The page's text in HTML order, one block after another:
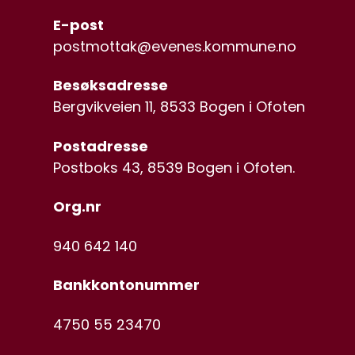
E-post
postmottak@evenes.kommune.no
Besøksadresse
Bergvikveien 11, 8533 Bogen i Ofoten
Postadresse
Postboks 43, 8539 Bogen i Ofoten.
Org.nr
940 642 140
Bankkontonummer
4750 55 23470